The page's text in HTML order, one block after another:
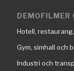
DEMOFILMER
Hotell,
Gym, simhall och
Industri och